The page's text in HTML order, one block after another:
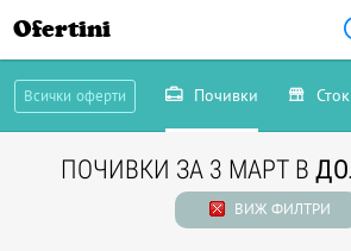
Ofertini
Всички оферти Почивки
ПОЧИВКИ ЗА 3 МАРТ В
ВИЖ ФИЛТРИ